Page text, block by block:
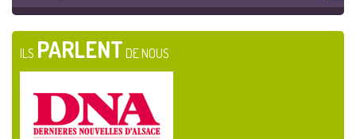
ILS PARLENT DE NOUS